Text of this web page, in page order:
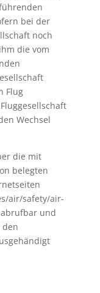
bei der
noch
die vom
Flug
Wechsel
die mit
belegten
air/safety/air-
und
den